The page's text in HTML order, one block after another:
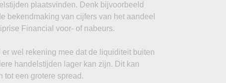
plaatsvinden. Denk bijvoorbeeld
bekendmaking van cijfers van het aandeel
Financial voor- of nabeurs.
er wel rekening mee dat de liquiditeit buiten
handelstijden lager kan zijn. Dit kan
tot een grotere spread.